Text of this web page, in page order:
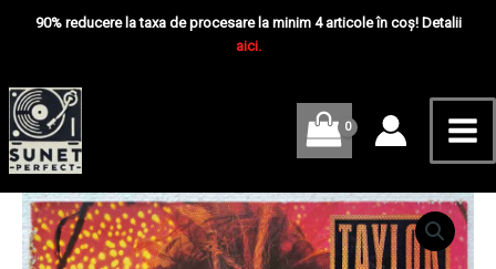
90% reducere la taxa de procesare la minim 4 articole în coș! Detalii
aici.